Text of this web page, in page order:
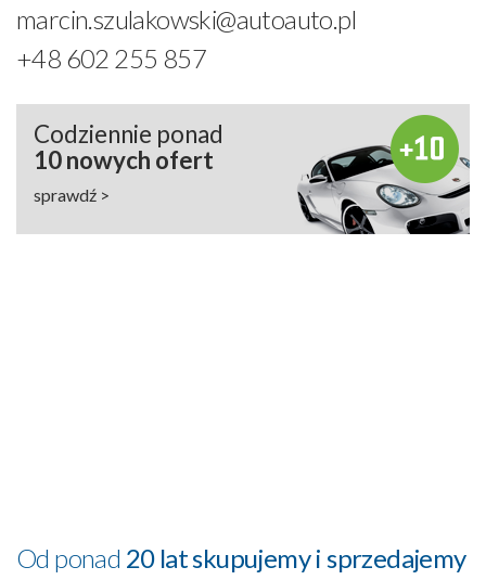
marcin.szulakowski@autoauto.pl
+48 602 255 857
Codziennie ponad
10 nowych ofert
sprawdź >
Od ponad 20 lat skupujemy i sprzedajemy